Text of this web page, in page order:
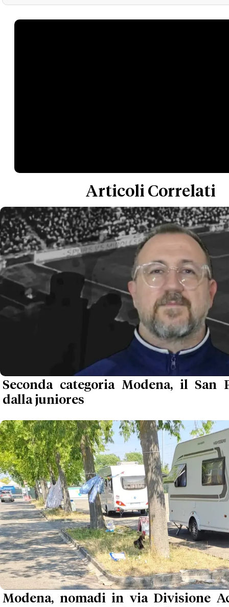
Articoli Correlati
Seconda categoria Modena, il San
dalla juniores
Modena, nomadi in via Divisione